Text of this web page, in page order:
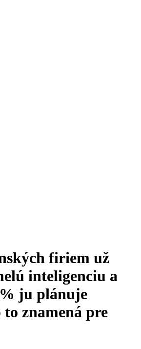
firiem už
inteligenciu a
ju plánuje
znamená pre